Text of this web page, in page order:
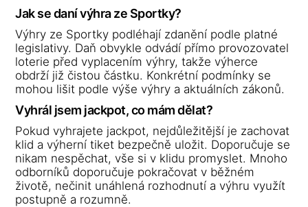
Jak se daní výhra ze Sportky?
Výhry ze Sportky podléhají zdanění podle platné
legislativy. Daň obvykle odvádí přímo provozovatel
loterie před vyplacením výhry, takže výherce
obdrží již čistou částku. Konkrétní podmínky se
mohou lišit podle výše výhry a aktuálních zákonů.
Vyhrál jsem jackpot, co mám dělat?
Pokud vyhrajete jackpot, nejdůležitější je zachovat
klid a výherní tiket bezpečně uložit. Doporučuje se
nikam nespěchat, vše si v klidu promyslet. Mnoho
odborníků doporučuje pokračovat v běžném
životě, nečinit unáhlená rozhodnutí a výhru využít
postupně a rozumně.